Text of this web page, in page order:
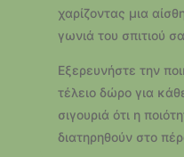
χαρίζοντας μια
γωνιά του σπιτιού
Εξερευνήστε την
τέλειο δώρο για
σιγουριά ότι η
διατηρηθούν στο